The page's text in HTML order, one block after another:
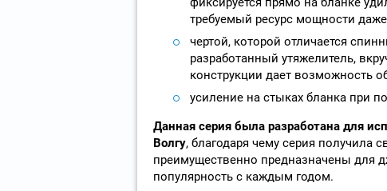
требуемый ресурс мощности
чертой, которой отличается
разработанный утяжелитель,
конструкции дает возможность
усиление на стыках бланка при
Данная серия была разработана для
Волгу, благодаря чему серия получила
преимущественно предназначены для
популярность с каждым годом.